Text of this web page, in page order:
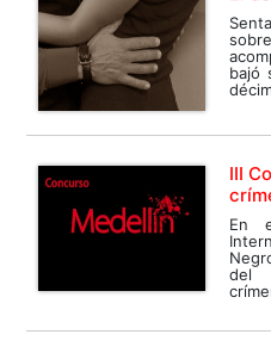
bajó
III
En
del